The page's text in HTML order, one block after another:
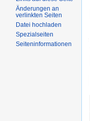
Änderungen an
verlinkten Seiten
Datei hochladen
Spezialseiten
Seiteninformationen